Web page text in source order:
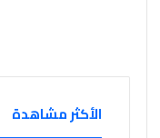
الأكثر مشاهدة